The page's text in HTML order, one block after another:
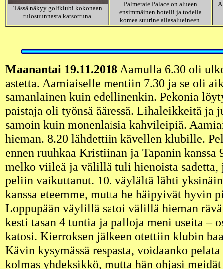
Tässä näkyy golfklubi kokonaan
tulosuunnasta katsottuna.
Palmeraie Palace on alueen
ensimmäinen hotelli ja todella
komea suurine allasalueineen.
Maanantai 19.11.2018Aamulla 6.30 oli
astetta. Aamiaiselle mentiin 7.30 ja se oli
samanlainen kuin edellinenkin. Pekonia
paistaja oli työnsä ääressä. Lihaleikkeitä ja
samoin kuin monenlaisia kahvileipiä.
hieman. 8.20 lähdettiin kävellen klubille.
ennen ruuhkaa Kristiinan ja Tapanin
melko viileä ja välillä tuli hienoista sadetta,
peliin vaikuttanut. 10. väylältä lähti
kanssa eteemme, mutta he häipyivät hyvin
Loppupään väylillä satoi välillä hieman
kesti tasan 4 tuntia ja palloja meni useita –
katosi. Kierroksen jälkeen otettiin klubin
Kävin kysymässä respasta, voidaanko
kolmas yhdeksikkö, mutta hän ohjasi